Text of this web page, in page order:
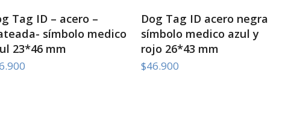
SELECT OPTIONS
Tag ID – acero –
símbolo medico
23*46 mm
SELECT OPTIONS
Dog Tag ID acero negra
símbolo medico azul y
rojo 26*43 mm
$46.900